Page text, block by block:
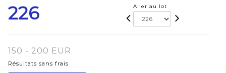
226 Aller au lot
150 - 200 EUR
Résultats sans frais